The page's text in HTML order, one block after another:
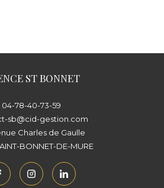
ST BONNET
04-78-40-73-59
sb@cid-gestion.com
Charles de Gaulle
SAINT-BONNET-DE-MURE